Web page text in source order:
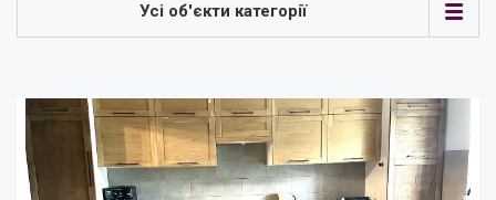
Усі об'єкти категорії